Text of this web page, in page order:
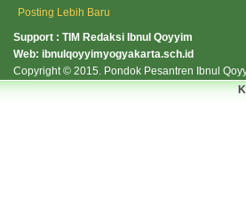
Posting Lebih Baru
Support : TIM Redaksi Ibnul Qoyyim
Web: ibnulqoyyimyogyakarta.sch.id
Copyright © 2015. Pondok Pesantren Ibnul